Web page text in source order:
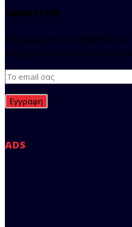
NEWSLETTER
Εγγραφείτε στο
ενημερωμένοι για όλα τα
ADS